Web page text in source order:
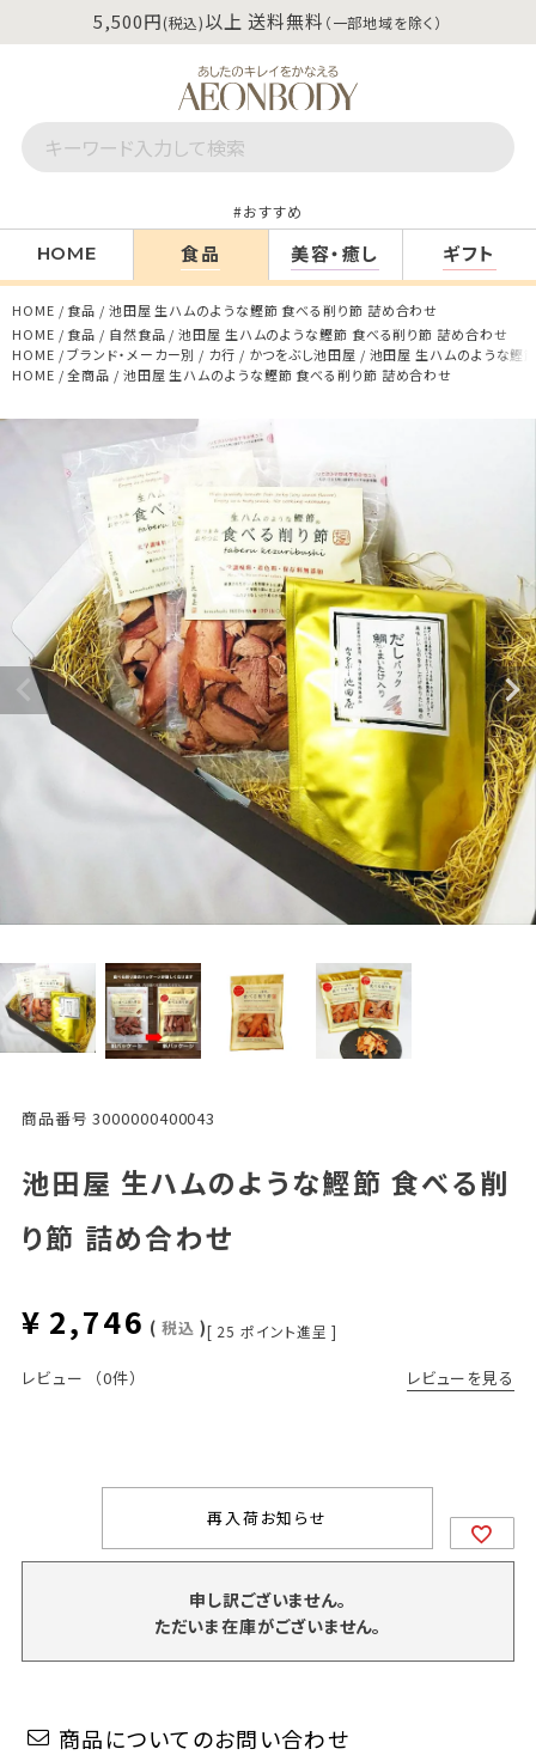
5,500円(税込)以上 送料無料 （一部地域を除く）
おすすめ
HOME 食品 美容・癒し ギフト
HOME 食品
池田屋 生ハムのような鰹節 食べる削り節 詰め合わせ
HOME
食品 自然食品
池田屋 生ハムのような鰹節 食べる削り節 詰め合わせ
HOME
ブランド・メーカー別 カ行 かつをぶし池田屋
池田屋 生ハムのような鰹
HOME
全商品 池田屋 生ハムのような鰹節 食べる削り節 詰め合わせ
商品番号 3000000400043
池田屋 生ハムのような鰹節 食べる削
り節 詰め合わせ
¥ 2,746 税込 [ 25 ポイント進呈 ]
レビュー （0件） レビューを見る
再入荷お知らせ
申し訳ございません。
ただいま在庫がございません。
商品についてのお問い合わせ